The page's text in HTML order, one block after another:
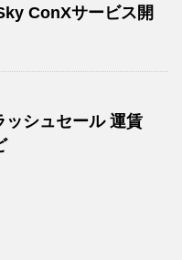
ConXサービス開
ッシュセール 運賃